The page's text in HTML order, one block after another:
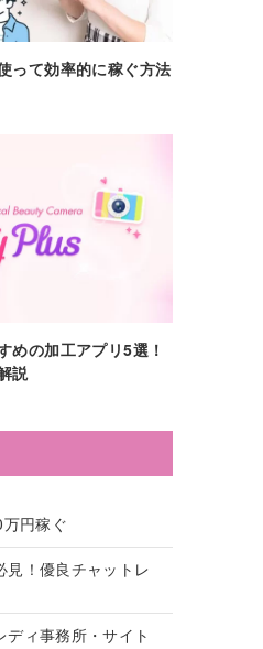
って効率的に稼ぐ方法
めの加工アプリ5選！
説
円稼ぐ
見！優良チャットレ
ィ事務所・サイト